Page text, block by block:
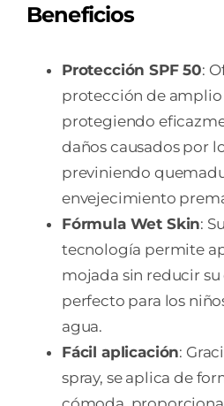
Beneficios
Protección SPF 50:
protección de amplio
protegiendo
daños causados por
previniendo
envejecimiento
Fórmula Wet Skin:
tecnología permite
mojada sin reducir
perfecto para los
agua.
Fácil aplicación:
spray, se aplica de